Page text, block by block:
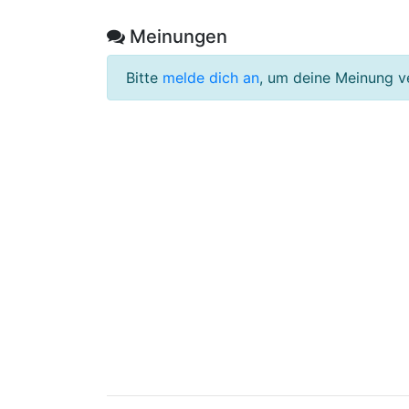
Meinungen
Bitte melde dich an, um deine Meinung